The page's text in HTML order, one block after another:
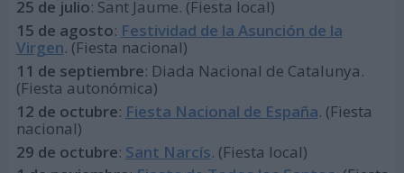
25 de julio: Sant Jaume. (Fiesta local)
15 de agosto: Festividad de la Asunción de la
Virgen. (Fiesta nacional)
11 de septiembre: Diada Nacional de Catalunya.
(Fiesta autonómica)
12 de octubre: Fiesta Nacional de España. (Fiesta
nacional)
29 de octubre: Sant Narcís. (Fiesta local)